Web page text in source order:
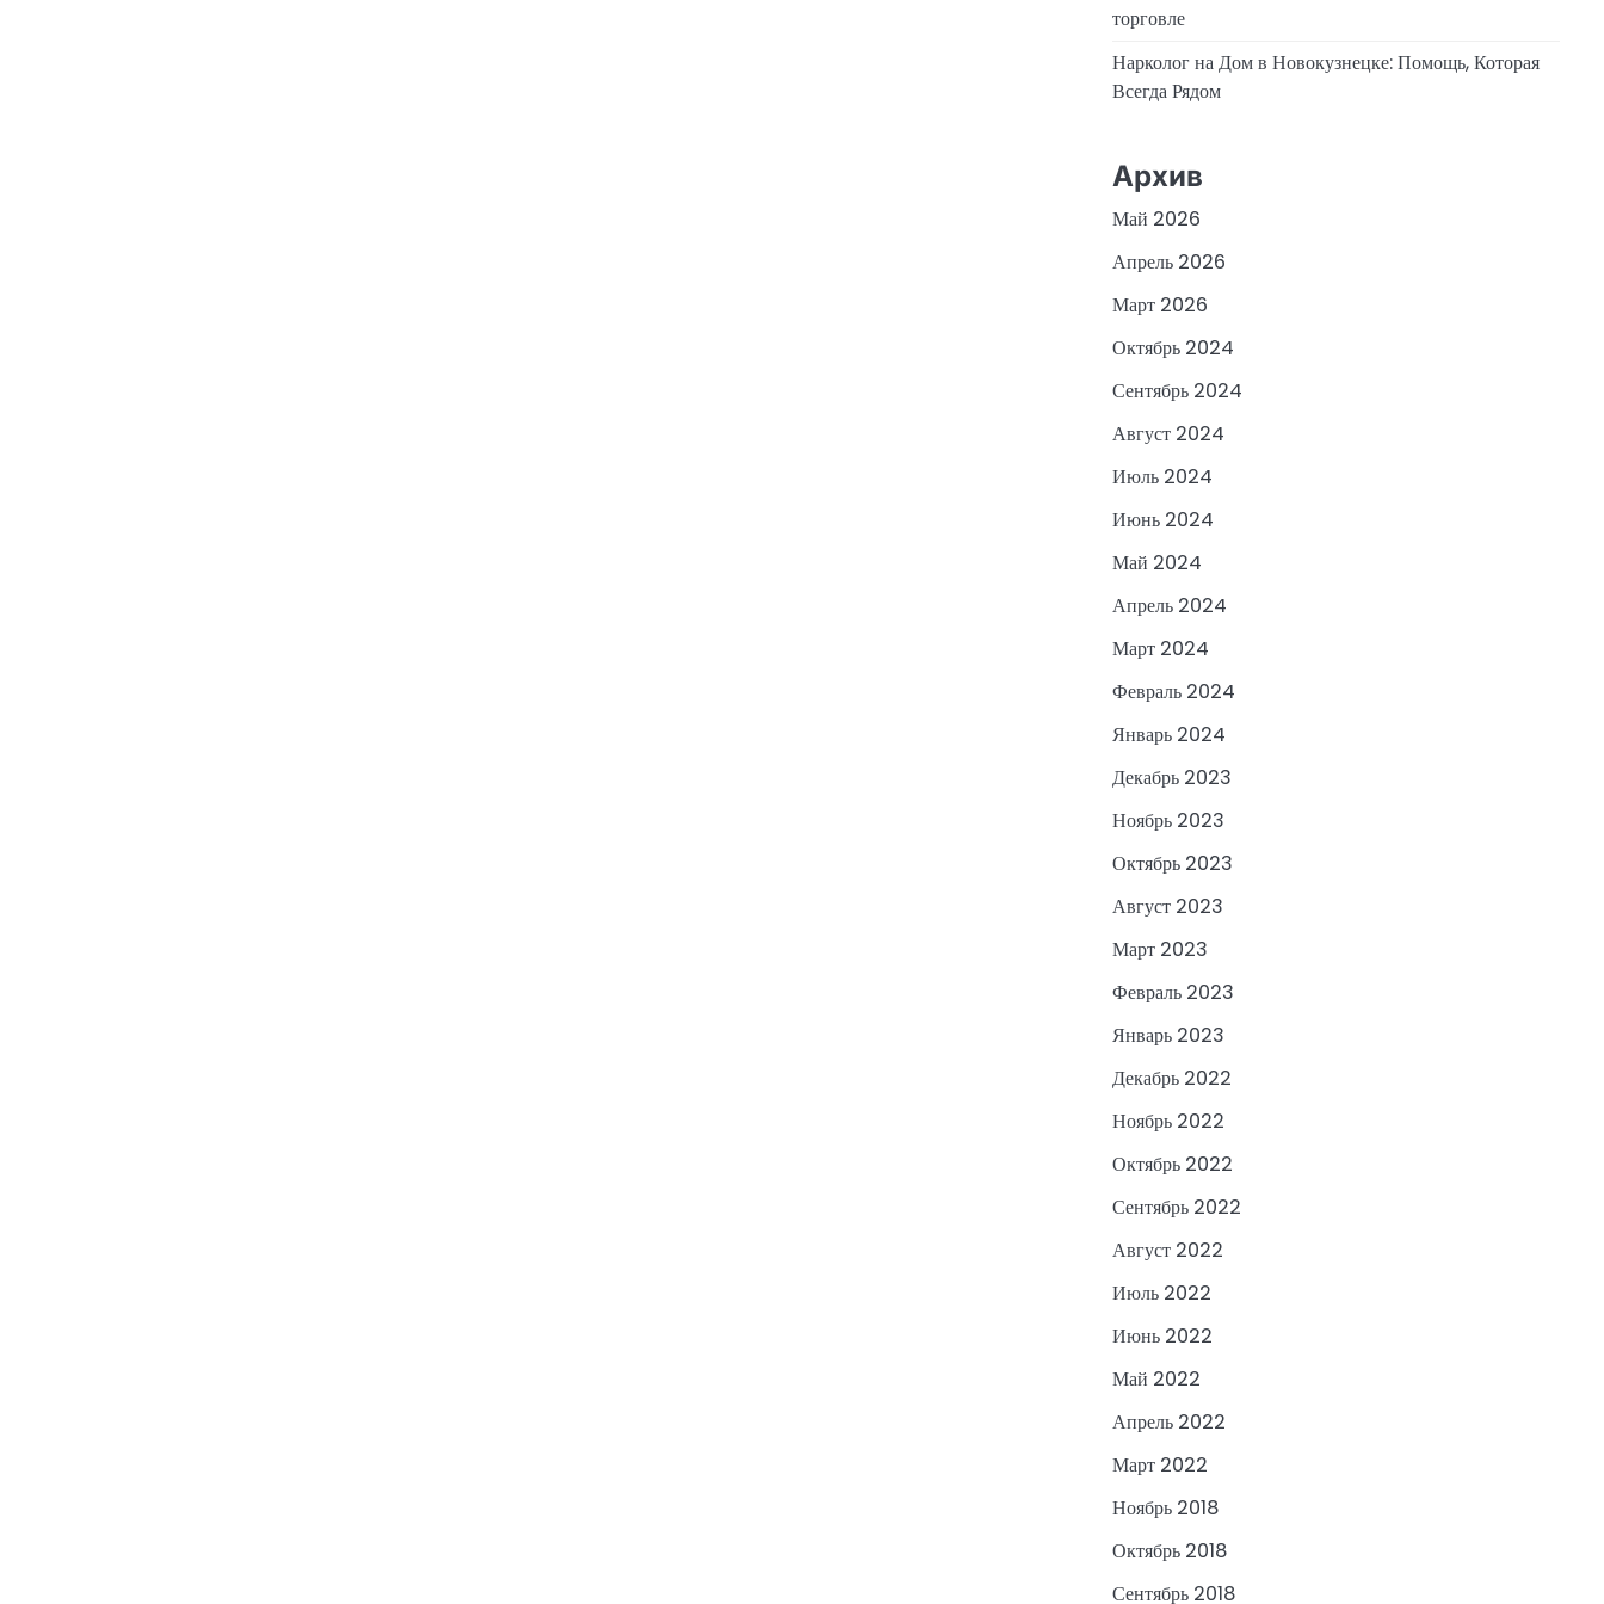
торговле
Нарколог на Дом в Новокузнецке: Помощь, Которая
Всегда Рядом
Архив
Май 2026
Апрель 2026
Март 2026
Октябрь 2024
Сентябрь 2024
Август 2024
Июль 2024
Июнь 2024
Май 2024
Апрель 2024
Март 2024
Февраль 2024
Январь 2024
Декабрь 2023
Ноябрь 2023
Октябрь 2023
Август 2023
Март 2023
Февраль 2023
Январь 2023
Декабрь 2022
Ноябрь 2022
Октябрь 2022
Сентябрь 2022
Август 2022
Июль 2022
Июнь 2022
Май 2022
Апрель 2022
Март 2022
Ноябрь 2018
Октябрь 2018
Сентябрь 2018